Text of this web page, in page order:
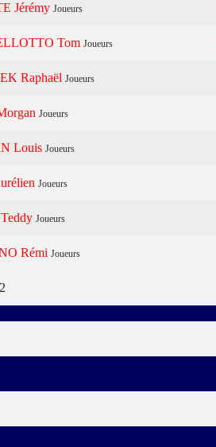
Jérémy Joueurs
Tom Joueurs
Raphaël Joueurs
Joueurs
Louis Joueurs
Joueurs
Joueurs
Rémi Joueurs
2